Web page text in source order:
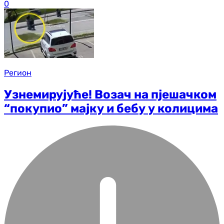
0
Регион
Узнемирујуће! Возач на пјешачком
“покупио” мајку и бебу у колицима